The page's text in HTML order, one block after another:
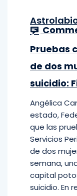
Pruebas
de dos
suicidio:
Angélica
estado,
que las
Servicios
de dos
semana,
capital
suicidio. En